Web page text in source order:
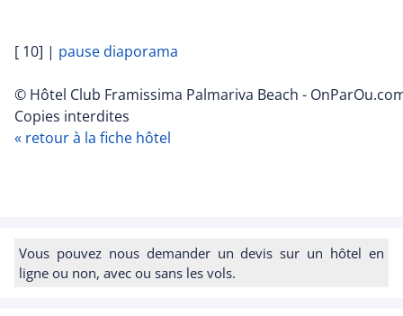
[ 10] | pause diaporama
© Hôtel Club Framissima Palmariva Beach -
Copies interdites
« retour à la fiche hôtel
Vous pouvez nous demander un devis sur un hôtel en
ligne ou non, avec ou sans les vols.